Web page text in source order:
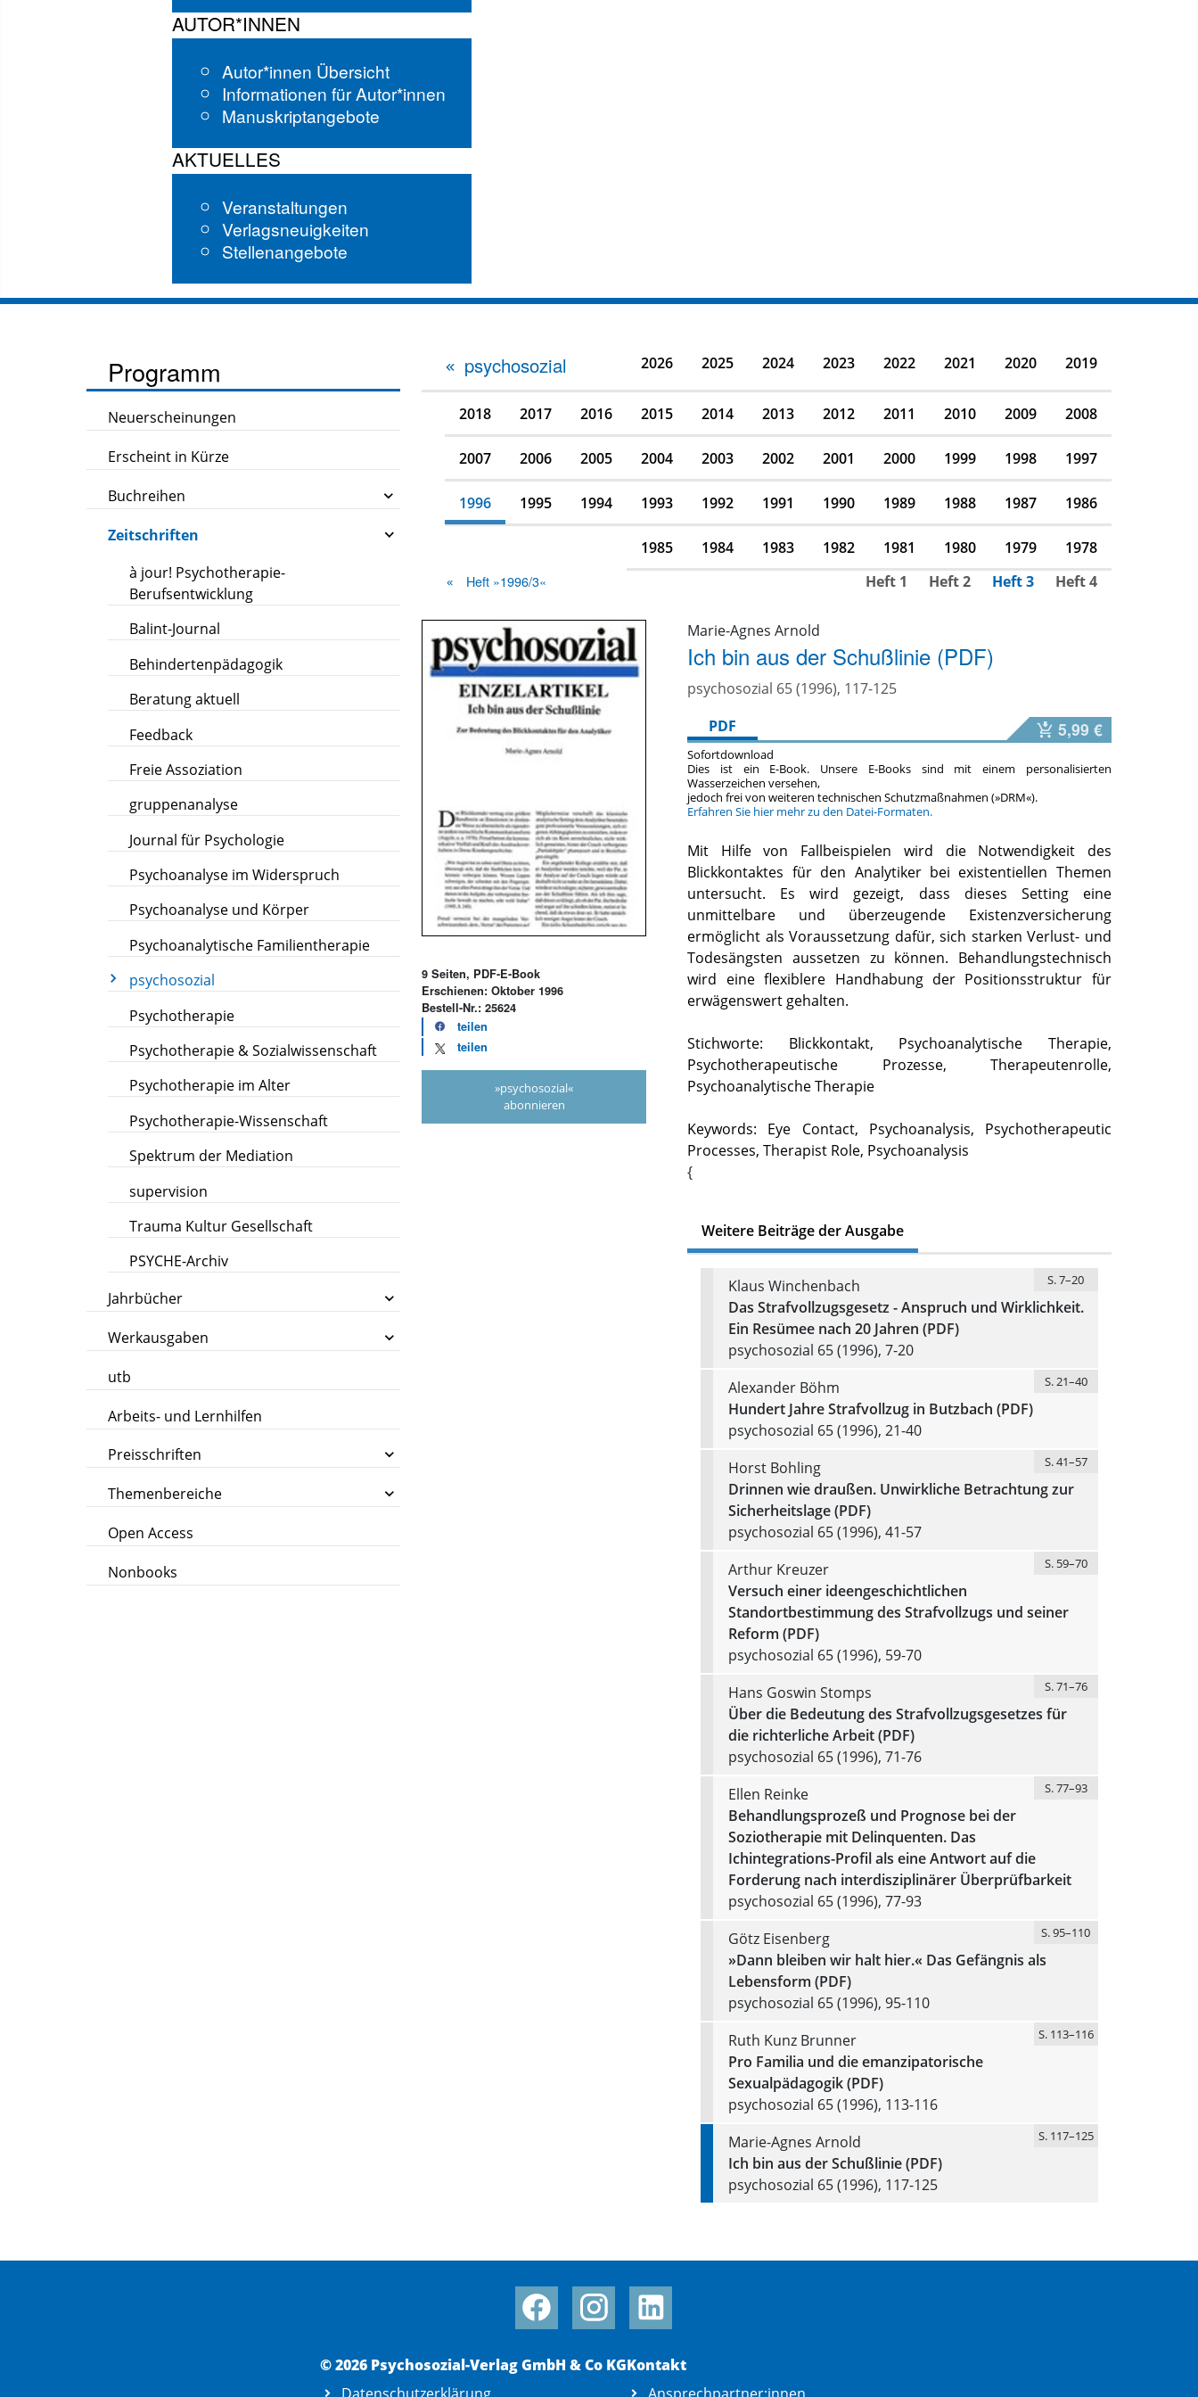
AUTOR*INNEN
Autor*innen Übersicht
Informationen für Autor*innen
Manuskriptangebote
AKTUELLES
Veranstaltungen
Verlagsneuigkeiten
Stellenangebote
Programm
Neuerscheinungen
Erscheint in Kürze
Buchreihen
Zeitschriften
à jour! Psychotherapie-
Berufsentwicklung
Balint-Journal
Behindertenpädagogik
Beratung aktuell
Feedback
Freie Assoziation
gruppenanalyse
Journal für Psychologie
Psychoanalyse im Widerspruch
Psychoanalyse und Körper
Psychoanalytische Familientherapie
psychosozial
Psychotherapie
Psychotherapie & Sozialwissenschaft
Psychotherapie im Alter
Psychotherapie-Wissenschaft
Spektrum der Mediation
supervision
Trauma Kultur Gesellschaft
PSYCHE-Archiv
Jahrbücher
Werkausgaben
utb
Arbeits- und Lernhilfen
Preisschriften
Themenbereiche
Open Access
Nonbooks
psychosozial 2026 2025 2024 2023 2022 2021 2020 2019
2018 2017 2016 2015 2014 2013 2012 2011 2010 2009 2008
2007 2006 2005 2004 2003 2002 2001 2000 1999 1998 1997
1996 1995 1994 1993 1992 1991 1990 1989 1988 1987 1986
1985 1984 1983 1982 1981 1980 1979 1978
Heft »1996/3« Heft 1 Heft 2 Heft 3 Heft 4
9 Seiten, PDF-E-Book
Erschienen: Oktober 1996
Bestell-Nr.: 25624
teilen
teilen
»psychosozial«
abonnieren
Marie-Agnes Arnold
Ich bin aus der Schußlinie (PDF)
psychosozial 65 (1996), 117-125
PDF
5,99 €
Sofortdownload
Dies ist ein E-Book. Unsere E-Books sind mit einem personalisierten
Wasserzeichen versehen,
jedoch frei von weiteren technischen Schutzmaßnahmen (»DRM«).
Erfahren Sie hier mehr zu den Datei-Formaten.
Mit Hilfe von Fallbeispielen wird die Notwendigkeit des
Blickkontaktes für den Analytiker bei existentiellen Themen
untersucht. Es wird gezeigt, dass dieses Setting eine
unmittelbare und überzeugende Existenzversicherung
ermöglicht als Voraussetzung dafür, sich starken Verlust- und
Todesängsten aussetzen zu können. Behandlungstechnisch
wird eine flexiblere Handhabung der Positionsstruktur für
erwägenswert gehalten.
Stichworte: Blickkontakt, Psychoanalytische Therapie,
Psychotherapeutische Prozesse, Therapeutenrolle,
Psychoanalytische Therapie
Keywords: Eye Contact, Psychoanalysis, Psychotherapeutic
Processes, Therapist Role, Psychoanalysis
{
Weitere Beiträge der Ausgabe
Klaus Winchenbach S. 7–20
Das Strafvollzugsgesetz - Anspruch und Wirklichkeit.
Ein Resümee nach 20 Jahren (PDF)
psychosozial 65 (1996), 7-20
Alexander Böhm
S. 21–40
Hundert Jahre Strafvollzug in Butzbach (PDF)
psychosozial 65 (1996), 21-40
Horst Bohling
S. 41–57
Drinnen wie draußen. Unwirkliche Betrachtung zur
Sicherheitslage (PDF)
psychosozial 65 (1996), 41-57
Arthur Kreuzer
S. 59–70
Versuch einer ideengeschichtlichen
Standortbestimmung des Strafvollzugs und seiner
Reform (PDF)
psychosozial 65 (1996), 59-70
Hans Goswin Stomps
S. 71–76
Über die Bedeutung des Strafvollzugsgesetzes für
die richterliche Arbeit (PDF)
psychosozial 65 (1996), 71-76
Ellen Reinke
S. 77–93
Behandlungsprozeß und Prognose bei der
Soziotherapie mit Delinquenten. Das
Ichintegrations-Profil als eine Antwort auf die
Forderung nach interdisziplinärer Überprüfbarkeit
psychosozial 65 (1996), 77-93
Götz Eisenberg
S. 95–110
»Dann bleiben wir halt hier.« Das Gefängnis als
Lebensform (PDF)
psychosozial 65 (1996), 95-110
Ruth Kunz Brunner
S. 113–116
Pro Familia und die emanzipatorische
Sexualpädagogik (PDF)
psychosozial 65 (1996), 113-116
Marie-Agnes Arnold
S. 117–125
Ich bin aus der Schußlinie (PDF)
psychosozial 65 (1996), 117-125
© 2026 Psychosozial-Verlag GmbH & Co KGKontakt